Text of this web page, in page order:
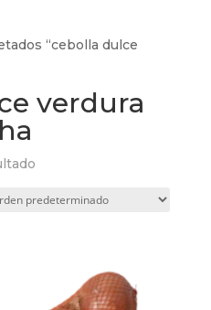
“cebolla dulce
verdura